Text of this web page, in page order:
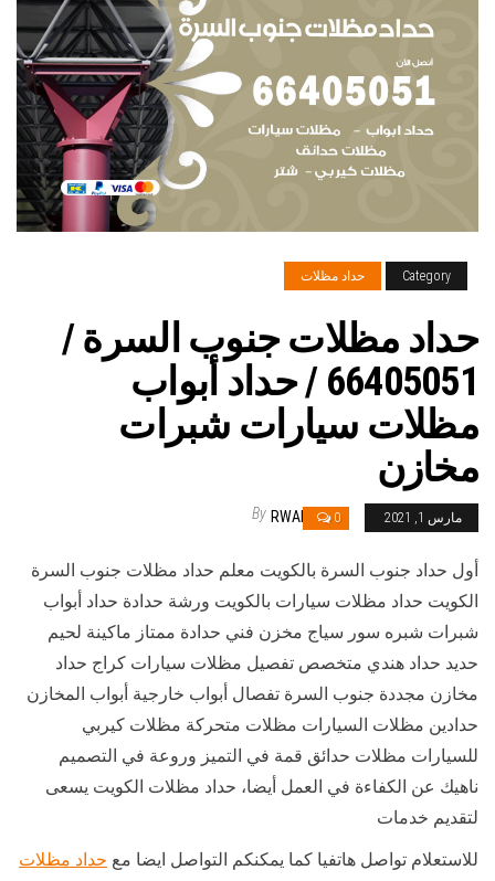
Category حداد مظلات
حداد مظلات جنوب السرة /
66405051 / حداد أبواب
مظلات سيارات شبرات
مخازن
مارس 1, 2021 0
By RWAN
أول حداد جنوب السرة بالكويت معلم حداد مظلات جنوب السرة
الكويت حداد مظلات سيارات بالكويت ورشة حدادة حداد أبواب
شبرات شبره سور سياج مخزن فني حدادة ممتاز ماكينة لحيم
حديد حداد هندي متخصص تفصيل مظلات سيارات كراج حداد
مخازن مجددة جنوب السرة تفصال أبواب خارجية أبواب المخازن
حدادين مظلات السيارات مظلات متحركة مظلات كيربي
للسيارات مظلات حدائق قمة في التميز وروعة في التصميم
ناهيك عن الكفاءة في العمل أيضا، حداد مظلات الكويت يسعى
لتقديم خدمات
للاستعلام تواصل هاتفيا كما يمكنكم التواصل ايضا مع حداد مظلات